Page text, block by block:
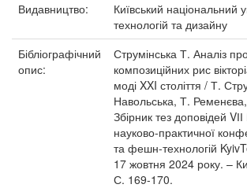
Видавництво:
Київський національний
технологій та дизайну
Бібліографічний
опис:
Струмінська Т. Аналіз
композиційних рис
моді XXI століття / Т.
Навольська, Т.
Збірник тез доповідей
науково-практичної
та фешн-технологій
17 жовтня 2024 року. –
С. 169-170.